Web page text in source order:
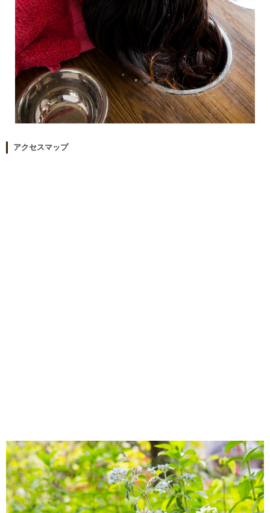
アクセスマップ